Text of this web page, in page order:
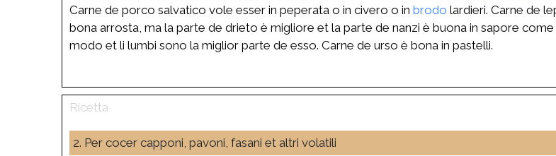
Carne de porco salvatico vole esser in peperata o in civero o in brodo lardieri. Carne de
bona arrosta, ma la parte de drieto è migliore et la parte de nanzi è buona in sapore
modo et li lumbi sono la miglior parte de esso. Carne de urso è bona in pastelli.
2. Per cocer capponi, pavoni, fasani et altri volatili